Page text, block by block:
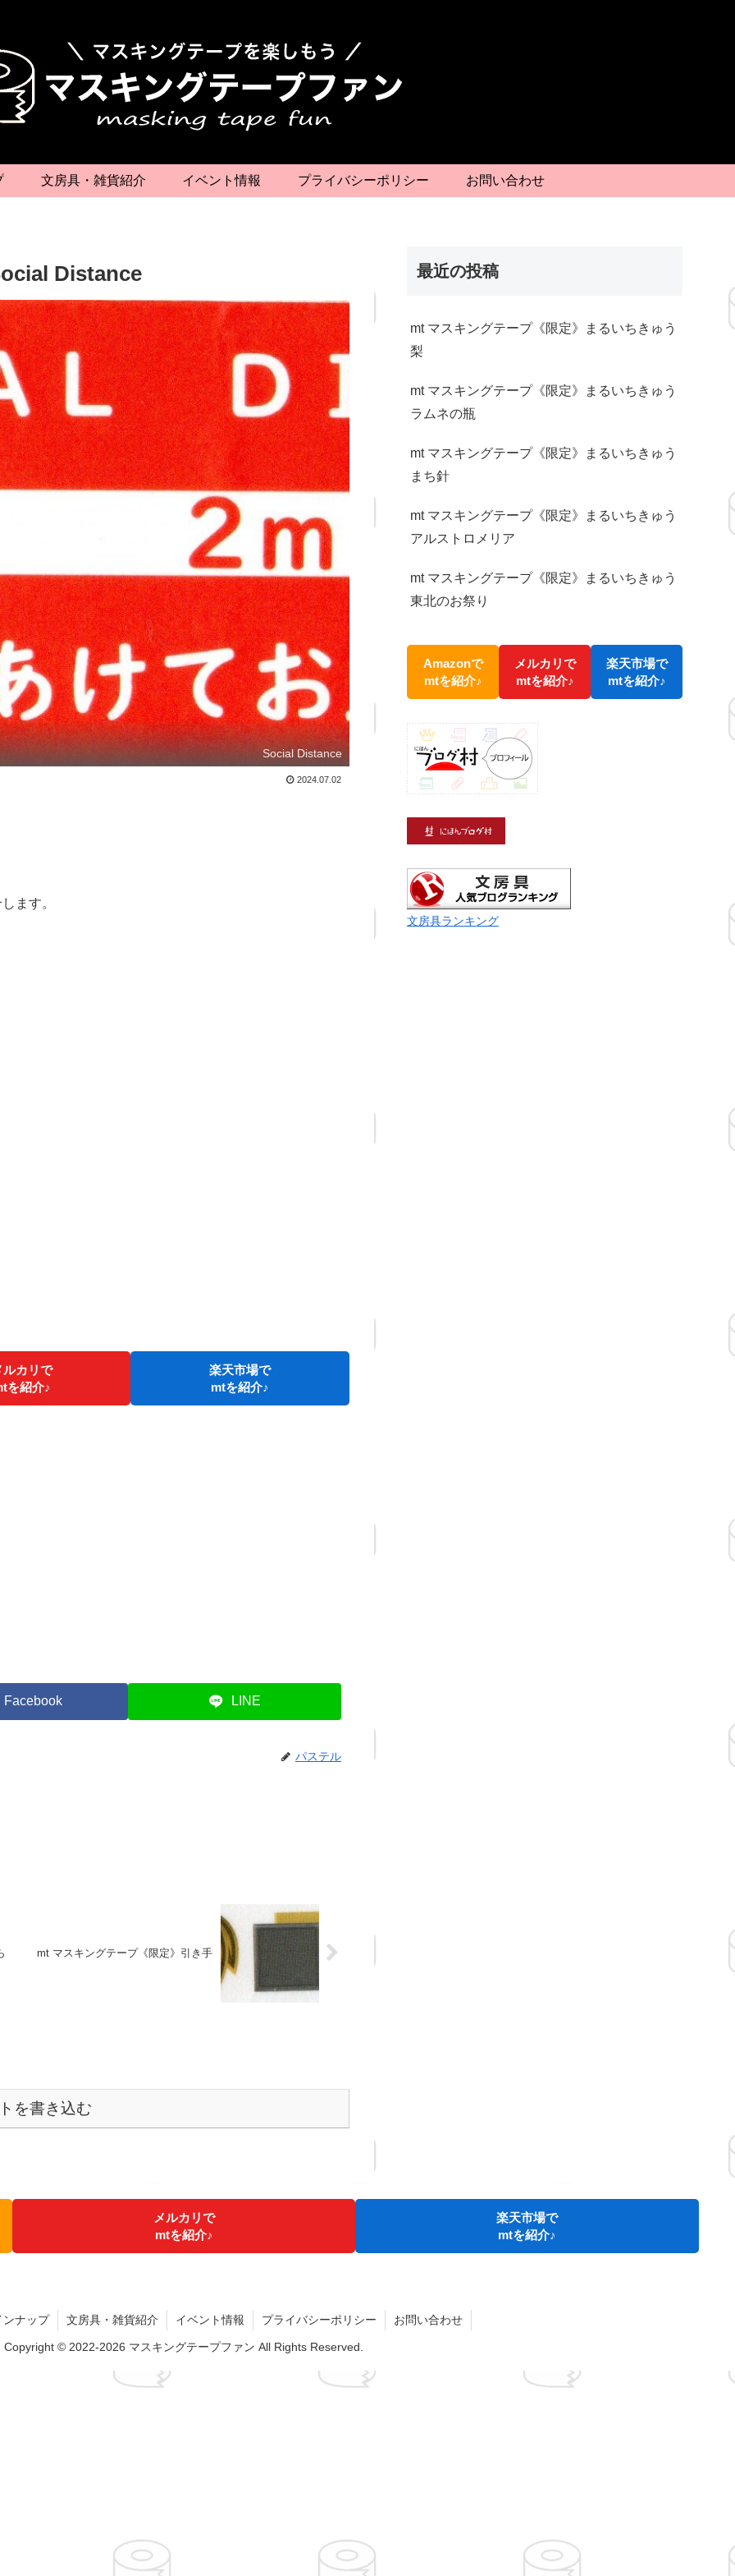
文房具・雑貨紹介 イベント情報 プライバシーポリシー お問い合わせ
Distance
Social Distance
2024.07.02
ます。
ルカリで
を紹介♪
楽天市場で
mtを紹介♪
Facebook LINE
パステル
mt マスキングテープ《限定》引き手
を書き込む
最近の投稿
mt マスキングテープ《限定》まるいちきゅう
梨
mt マスキングテープ《限定》まるいちきゅう
ラムネの瓶
mt マスキングテープ《限定》まるいちきゅう
まち針
mt マスキングテープ《限定》まるいちきゅう
アルストロメリア
mt マスキングテープ《限定》まるいちきゅう
東北のお祭り
Amazonで
mtを紹介♪
メルカリで
mtを紹介♪
楽天市場で
mtを紹介♪
文房具ランキング
メルカリで
mtを紹介♪
楽天市場で
mtを紹介♪
ナップ 文房具・雑貨紹介 イベント情報 プライバシーポリシー お問い合わせ
Copyright © 2022-2026 マスキングテープファン All Rights Reserved.